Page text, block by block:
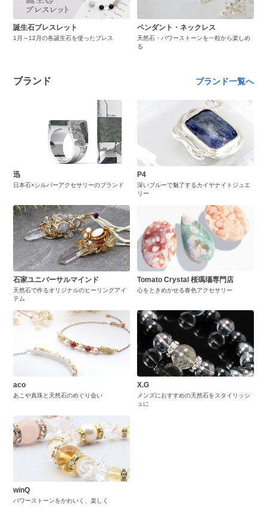
誕生石ブレスレット
1月～12月の各誕生石を使ったブレス
ペンダント・ネックレス
天然石・パワーストーンを一粒から楽しめ
る
ブランド ブランド一覧へ
迅
日本石×シルバーアクセサリーのブランド
P4
深いブルーで魅了するカイヤナイトジュエ
リー
石家ユニバーサルマインド
天然石で作るオリジナルのヒーリングアイ
テム
Tomato Crystal 桜瑪瑙専門店
心をときめかせる春色アクセサリー
aco
あこや真珠と天然石のめぐり会い
X.G
メンズにおすすめの天然石をスタイリッシ
ュに
winQ
パワーストーンをかわいく、楽しく